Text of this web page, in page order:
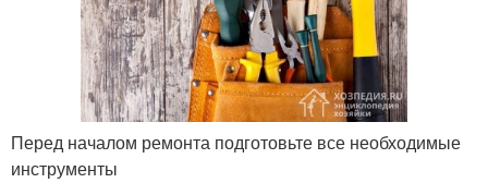
Перед началом ремонта подготовьте все необходимые
инструменты